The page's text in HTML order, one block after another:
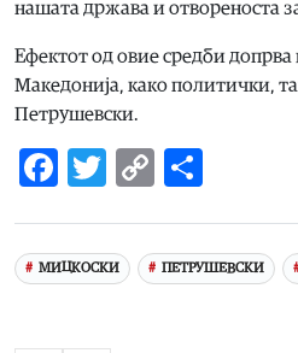
нашата држава и отвореноста
Ефектот од овие средби допрва
Македонија, како политички,
Петрушевски.
Facebook
Twitter
Copy
МИЦКОСКИ ПЕТРУШЕВСКИ